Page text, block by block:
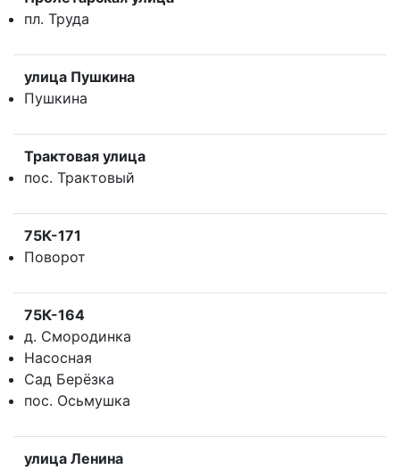
пл. Труда
улица Пушкина
Пушкина
Трактовая улица
пос. Трактовый
75К-171
Поворот
75К-164
д. Смородинка
Насосная
Сад Берёзка
пос. Осьмушка
улица Ленина